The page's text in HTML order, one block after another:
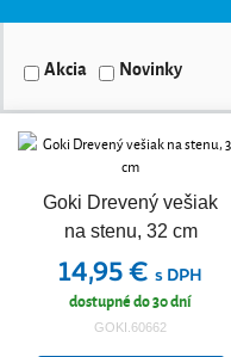
Akcia Novinky
Goki Drevený vešiak
na stenu, 32 cm
14,95 € s DPH
dostupné do 30 dní
GOKI.60662